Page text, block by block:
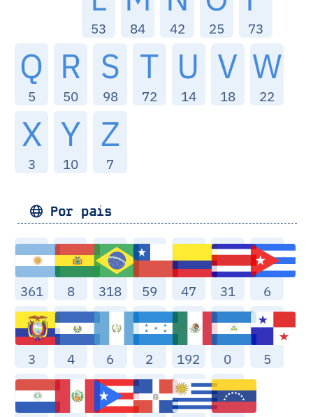
53 84 42 25 73
Q
5
R
50
S
98
T
72
U
14
V
18
W
22
X
3
Y
10
Z
7
Por pais
361 8 318 59 47 31 6
3 4 6 2 192 0 5